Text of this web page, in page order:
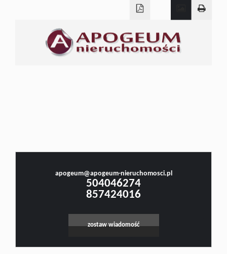
O
Rynek
apogeum@apogeum-nieruchomosci.pl
504046274
857424016
zostaw wiadomość